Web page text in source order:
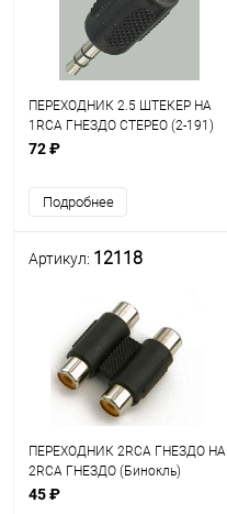
ПЕРЕХОДНИК 2.5 ШТЕКЕР НА
1RCA ГНЕЗДО СТЕРЕО (2-191)
пластик
72 ₽
Подробнее
Артикул: 12118
ПЕРЕХОДНИК 2RCA ГНЕЗДО НА
2RCA ГНЕЗДО (Бинокль)
45 ₽